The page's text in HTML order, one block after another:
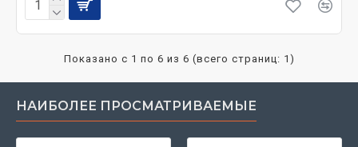
Показано с 1 по 6 из 6 (всего страниц: 1)
НАИБОЛЕЕ ПРОСМАТРИВАЕМЫЕ